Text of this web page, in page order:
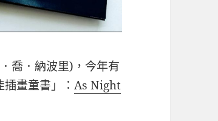
喬．納波里)，今年有
插畫童書」：As Night